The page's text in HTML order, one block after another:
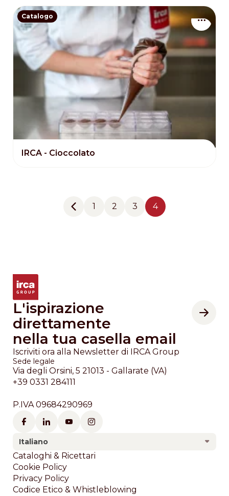
Catalogo
IRCA - Cioccolato
Previous page
Pagina
1 Pagina
2 Pagina
3 Pagina
4
L'ispirazione
direttamente
nella tua casella email
Iscriviti ora alla Newsletter di IRCA Group
Sede legale
Via degli Orsini, 5 21013 - Gallarate (VA)
+39 0331 284111
P.IVA 09684290969
Italiano
Footer
Cataloghi & Ricettari
Cookie Policy
Privacy Policy
Codice Etico & Whistleblowing